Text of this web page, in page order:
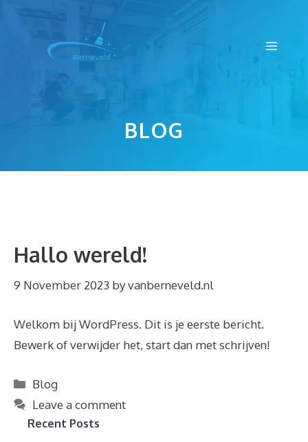
Menu
BLOG
Hallo wereld!
9 November 2023 byvanberneveld.nl
Welkom bij WordPress. Dit is je eerste bericht.
Bewerk of verwijder het, start dan met schrijven!
Categories
Blog
Leave a comment
Recent Posts